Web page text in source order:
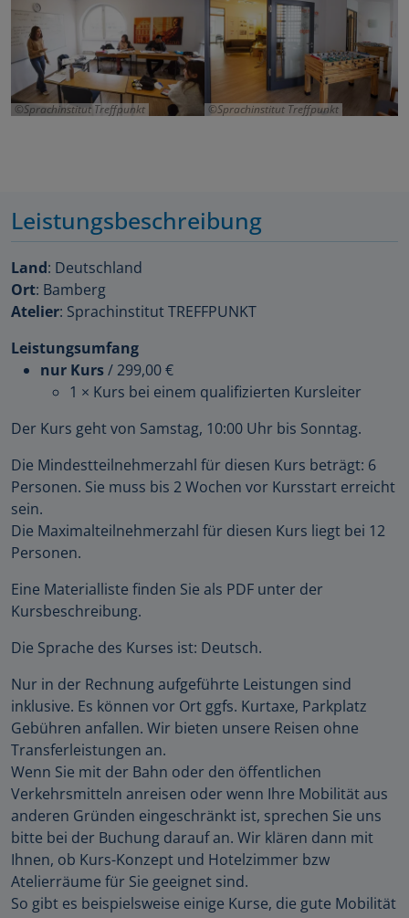
Sprachinstitut Treffpunkt Sprachinstitut Treffpunkt
Leistungsbeschreibung
Land: Deutschland
Ort: Bamberg
Atelier: Sprachinstitut TREFFPUNKT
Leistungsumfang
nur Kurs/ 299,00 €
1 × Kurs bei einem qualifizierten Kursleiter
Der Kurs geht von Samstag, 10:00 Uhr bis Sonntag.
Die Mindestteilnehmerzahl für diesen Kurs beträgt: 6
Personen. Sie muss bis 2 Wochen vor Kursstart erreicht
sein.
Die Maximalteilnehmerzahl für diesen Kurs liegt bei 12
Personen.
Eine Materialliste finden Sie als PDF unter der
Kursbeschreibung.
Die Sprache des Kurses ist: Deutsch.
Nur in der Rechnung aufgeführte Leistungen sind
inklusive. Es können vor Ort ggfs. Kurtaxe, Parkplatz
Gebühren anfallen. Wir bieten unsere Reisen ohne
Transferleistungen an.
Wenn Sie mit der Bahn oder den öffentlichen
Verkehrsmitteln anreisen oder wenn Ihre Mobilität aus
anderen Gründen eingeschränkt ist, sprechen Sie uns
bitte bei der Buchung darauf an. Wir klären dann mit
Ihnen, ob Kurs-Konzept und Hotelzimmer bzw
Atelierräume für Sie geeignet sind.
So gibt es beispielsweise einige Kurse, die gute Mobilität